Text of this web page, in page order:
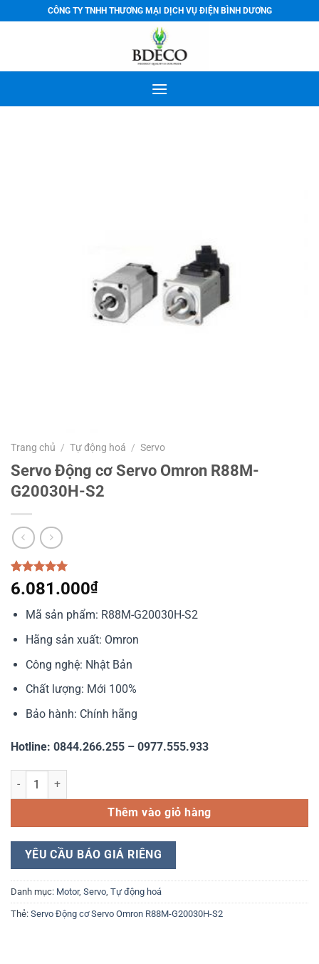
qua
CÔNG TY TNHH THƯƠNG MẠI DỊCH VỤ ĐIỆN BÌNH DƯƠNG
Trang chủ / Tự động hoá / Servo
Servo Động cơ Servo Omron R88M-
G20030H-S2
5.00trên 5
dựa trên
1
đánh giá
6.081.000₫
Mã sản phẩm: R88M-G20030H-S2
Hãng sản xuất: Omron
Công nghệ: Nhật Bản
Chất lượng: Mới 100%
Bảo hành: Chính hãng
Hotline: 0844.266.255 – 0977.555.933
Servo Động cơ Servo Omron R88M-G20030H-S2 số lượng
Thêm vào giỏ hàng
YÊU CẦU BÁO GIÁ RIÊNG
Danh mục: Motor, Servo Tự động hoá
Thẻ: Servo Động cơ Servo Omron R88M-G20030H-S2